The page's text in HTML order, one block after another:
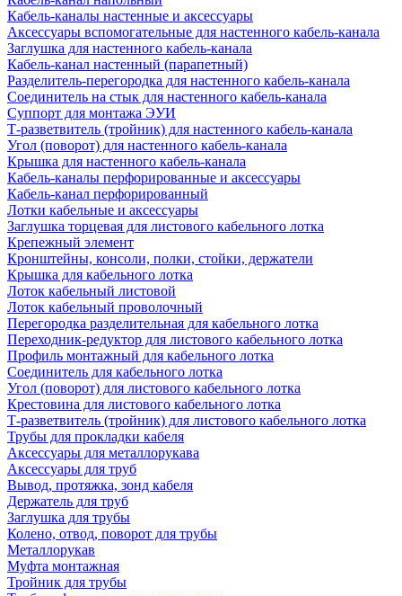
Кабель-каналы настенные и аксессуары
Аксессуары вспомогательные для настенного кабель-канала
Заглушка для настенного кабель-канала
Кабель-канал настенный (парапетный)
Разделитель-перегородка для настенного кабель-канала
Соединитель на стык для настенного кабель-канала
Суппорт для монтажа ЭУИ
Т-разветвитель (тройник) для настенного кабель-канала
Угол (поворот) для настенного кабель-канала
Крышка для настенного кабель-канала
Кабель-каналы перфорированные и аксессуары
Кабель-канал перфорированный
Лотки кабельные и аксессуары
Заглушка торцевая для листового кабельного лотка
Крепежный элемент
Кронштейны, консоли, полки, стойки, держатели
Крышка для кабельного лотка
Лоток кабельный листовой
Лоток кабельный проволочный
Перегородка разделительная для кабельного лотка
Переходник-редуктор для листового кабельного лотка
Профиль монтажный для кабельного лотка
Соединитель для кабельного лотка
Угол (поворот) для листового кабельного лотка
Крестовина для листового кабельного лотка
Т-разветвитель (тройник) для листового кабельного лотка
Трубы для прокладки кабеля
Аксессуары для металлорукава
Аксессуары для труб
Вывод, протяжка, зонд кабеля
Держатель для труб
Заглушка для трубы
Колено, отвод, поворот для трубы
Металлорукав
Муфта монтажная
Тройник для трубы